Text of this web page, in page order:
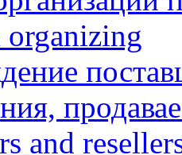
and